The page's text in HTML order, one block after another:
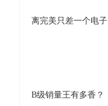
离完美只差一个电子
B级销量王有多香？